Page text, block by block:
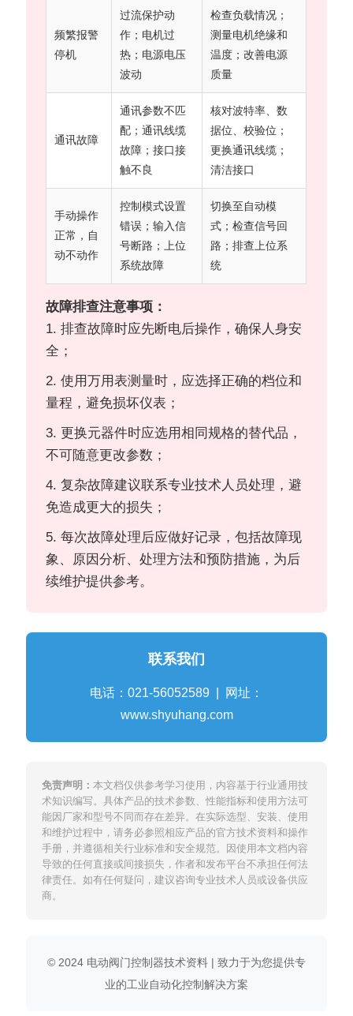
频繁报警
停机
过流保护动
作；电机过
热；电源电压
波动
检查负载情况；
测量电机绝缘和
温度；改善电源
质量
通讯故障
通讯参数不匹
配；通讯线缆
故障；接口接
触不良
核对波特率、数
据位、校验位；
更换通讯线缆；
清洁接口
手动操作
正常，自
动不动作
控制模式设置
错误；输入信
号断路；上位
系统故障
切换至自动模
式；检查信号回
路；排查上位系
统
故障排查注意事项：
1. 排查故障时应先断电后操作，确保人身安
全；
2. 使用万用表测量时，应选择正确的档位和
量程，避免损坏仪表；
3. 更换元器件时应选用相同规格的替代品，
不可随意更改参数；
4. 复杂故障建议联系专业技术人员处理，避
免造成更大的损失；
5. 每次故障处理后应做好记录，包括故障现
象、原因分析、处理方法和预防措施，为后
续维护提供参考。
联系我们
电话：021-56052589 | 网址：
www.shyuhang.com
免责声明：本文档仅供参考学习使用，内容基于行业通用技
术知识编写。具体产品的技术参数、性能指标和使用方法可
能因厂家和型号不同而存在差异。在实际选型、安装、使用
和维护过程中，请务必参照相应产品的官方技术资料和操作
手册，并遵循相关行业标准和安全规范。因使用本文档内容
导致的任何直接或间接损失，作者和发布平台不承担任何法
律责任。如有任何疑问，建议咨询专业技术人员或设备供应
商。
© 2024 电动阀门控制器技术资料 | 致力于为您提供专
业的工业自动化控制解决方案